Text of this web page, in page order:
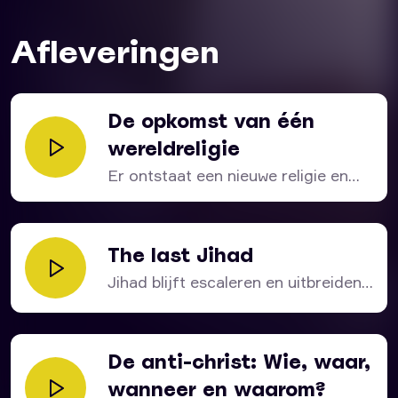
Afleveringen
De opkomst van één
wereldreligie
Er ontstaat een nieuwe religie en
deze verspreidt zich...
The last Jihad
Jihad blijft escaleren en uitbreiden.
De anti-christ: Wie, waar,
wanneer en waarom?